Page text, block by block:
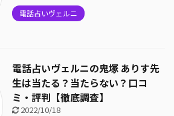
電話占いヴェルニ
電話占いヴェルニの鬼塚 ありす先
生は当たる？当たらない？口コ
ミ・評判【徹底調査】
2022/10/18